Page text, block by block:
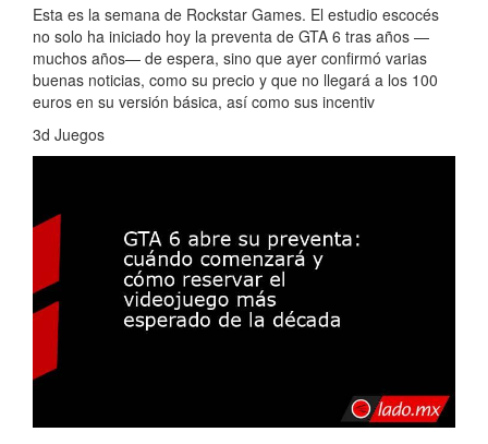
Esta es la semana de Rockstar Games. El estudio escocés
no solo ha iniciado hoy la preventa de GTA 6 tras años —
muchos años— de espera, sino que ayer confirmó varias
buenas noticias, como su precio y que no llegará a los 100
euros en su versión básica, así como sus incentiv
3d Juegos